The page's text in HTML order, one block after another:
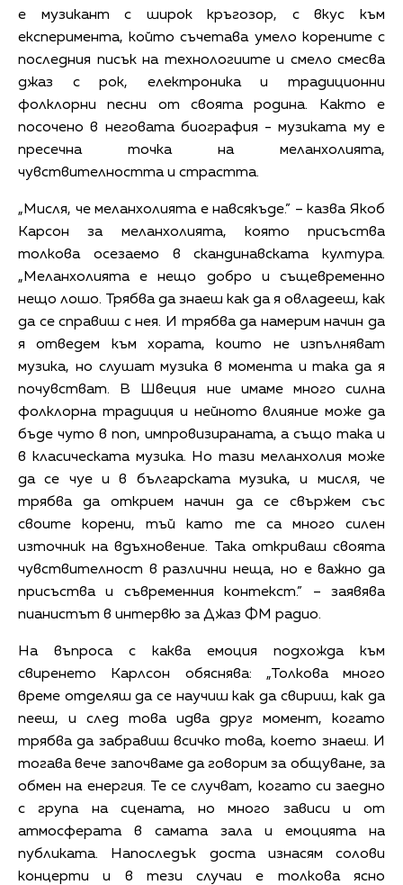
е музикант с широк кръгозор, с вкус към
експеримента, който съчетава умело корените с
последния писък на технологиите и смело смесва
джаз с рок, електроника и традиционни
фолклорни песни от своята родина. Както е
посочено в неговата биография - музиката му е
пресечна точка на меланхолията,
чувствителността и страстта.
„Мисля, че меланхолията е навсякъде.” – казва Якоб
Карсон за меланхолията, която присъства
толкова осезаемо в скандинавската култура.
„Меланхолията е нещо добро и същевременно
нещо лошо. Трябва да знаеш как да я овладееш, как
да се справиш с нея. И трябва да намерим начин да
я отведем към хората, които не изпълняват
музика, но слушат музика в момента и така да я
почувстват. В Швеция ние имаме много силна
фолклорна традиция и нейното влияние може да
бъде чуто в поп, импровизираната, а също така и
в класическата музика. Но тази меланхолия може
да се чуе и в българската музика, и мисля, че
трябва да открием начин да се свържем със
своите корени, тъй като те са много силен
източник на вдъхновение. Така откриваш своята
чувствителност в различни неща, но е важно да
присъства и съвременния контекст.” – заявява
пианистът в интервю за Джаз ФМ радио.
На въпроса с каква емоция подхожда към
свиренето Карлсон обяснява: „Толкова много
време отделяш да се научиш как да свириш, как да
пееш, и след това идва друг момент, когато
трябва да забравиш всичко това, което знаеш. И
тогава вече започваме да говорим за общуване, за
обмен на енергия. Те се случват, когато си заедно
с група на сцената, но много зависи и от
атмосферата в самата зала и емоцията на
публиката. Напоследък доста изнасям солови
концерти и в тези случаи е толкова ясно